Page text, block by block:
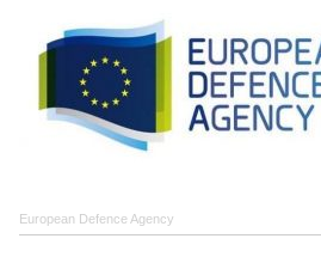
European Defence Agency